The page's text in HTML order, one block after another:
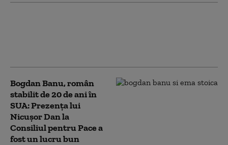
Bogdan Banu, român
stabilit de 20 de ani în
SUA: Prezența lui
Nicușor Dan la
Consiliul pentru Pace a
fost un lucru bun